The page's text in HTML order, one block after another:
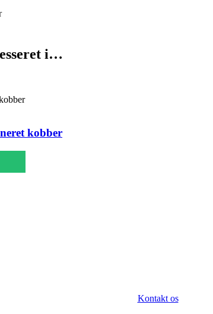
i…
kobber
Kontakt os